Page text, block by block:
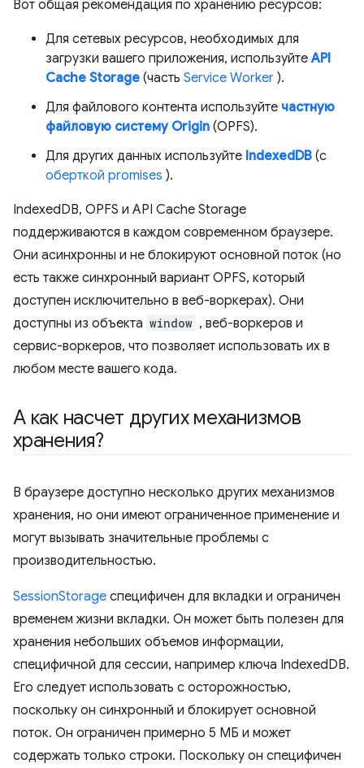
Вот общая рекомендация по хранению ресурсов:
Для сетевых ресурсов, необходимых для
загрузки вашего приложения, используйтеAPI
Cache Storage (часть Service Worker ).
Для файлового контента используйте частную
файловую систему Origin (OPFS).
Для других данных используйте IndexedDB (с
оберткой promises ).
IndexedDB, OPFS и API Cache Storage
поддерживаются в каждом современном браузере.
Они асинхронны и не блокируют основной поток (но
есть также синхронный вариант OPFS, который
доступен исключительно в веб-воркерах). Они
доступны из объекта window , веб-воркеров и
сервис-воркеров, что позволяет использовать их в
любом месте вашего кода.
А как насчет других механизмов
хранения?
В браузере доступно несколько других механизмов
хранения, но они имеют ограниченное применение и
могут вызывать значительные проблемы с
производительностью.
SessionStorage специфичен для вкладки и ограничен
временем жизни вкладки. Он может быть полезен для
хранения небольших объемов информации,
специфичной для сессии, например ключа IndexedDB.
Его следует использовать с осторожностью,
поскольку он синхронный и блокирует основной
поток. Он ограничен примерно 5 МБ и может
содержать только строки. Поскольку он специфичен